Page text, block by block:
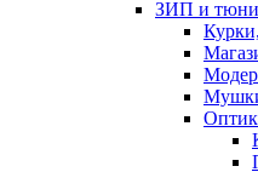
ЗИП и